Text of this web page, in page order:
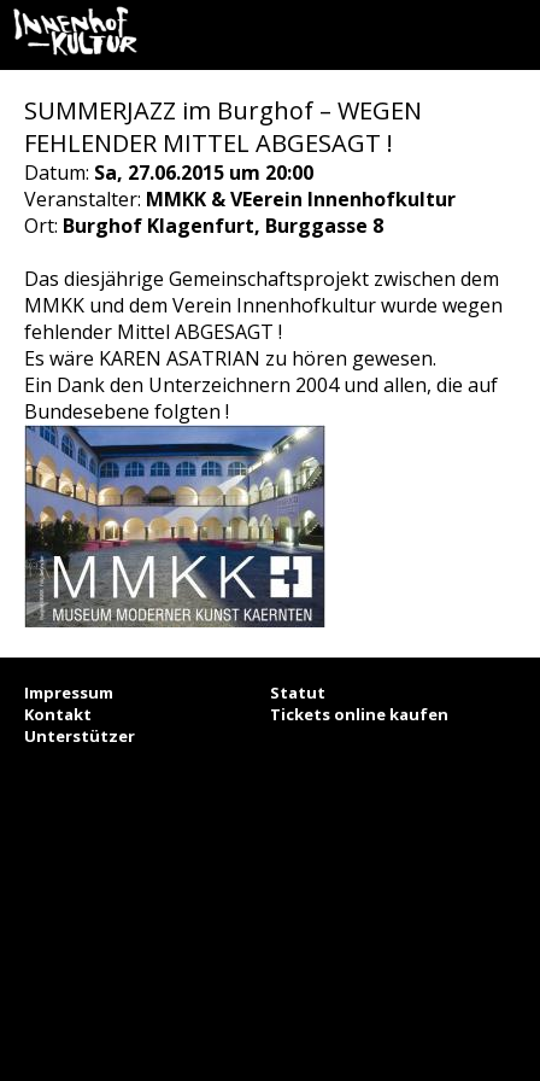
SUMMERJAZZ im Burghof – WEGEN
FEHLENDER MITTEL ABGESAGT !
Datum: Sa, 27.06.2015 um 20:00
Veranstalter: MMKK & VEerein Innenhofkultur
Ort: Burghof Klagenfurt, Burggasse 8
Das diesjährige Gemeinschaftsprojekt zwischen dem
MMKK und dem Verein Innenhofkultur wurde wegen
fehlender Mittel ABGESAGT !
Es wäre KAREN ASATRIAN zu hören gewesen.
Ein Dank den Unterzeichnern 2004 und allen, die auf
Bundesebene folgten !
Impressum
Statut
Kontakt
Tickets online kaufen
Unterstützer